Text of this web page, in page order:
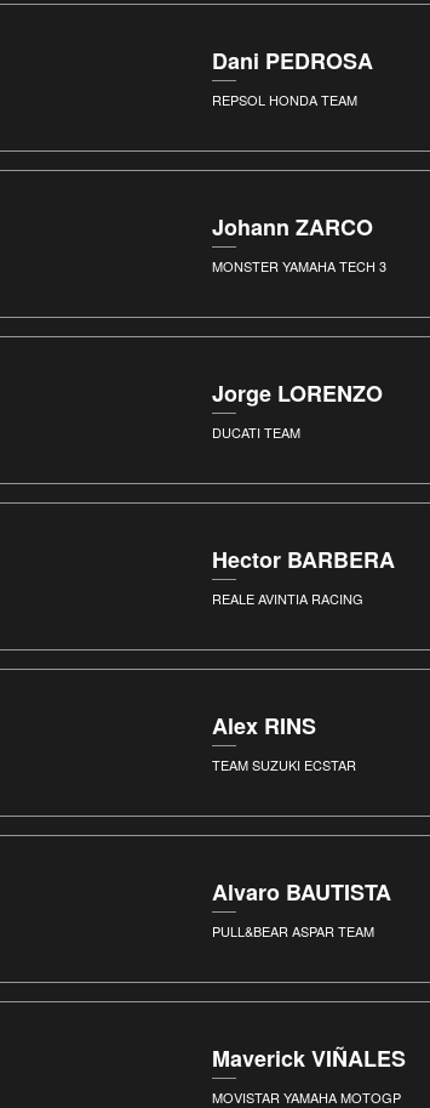
Dani PEDROSA
REPSOL HONDA TEAM
Johann ZARCO
MONSTER YAMAHA TECH 3
Jorge LORENZO
DUCATI TEAM
Hector BARBERA
REALE AVINTIA RACING
Alex RINS
TEAM SUZUKI ECSTAR
Alvaro BAUTISTA
PULL&BEAR ASPAR TEAM
Maverick VIÑALES
MOVISTAR YAMAHA MOTOGP